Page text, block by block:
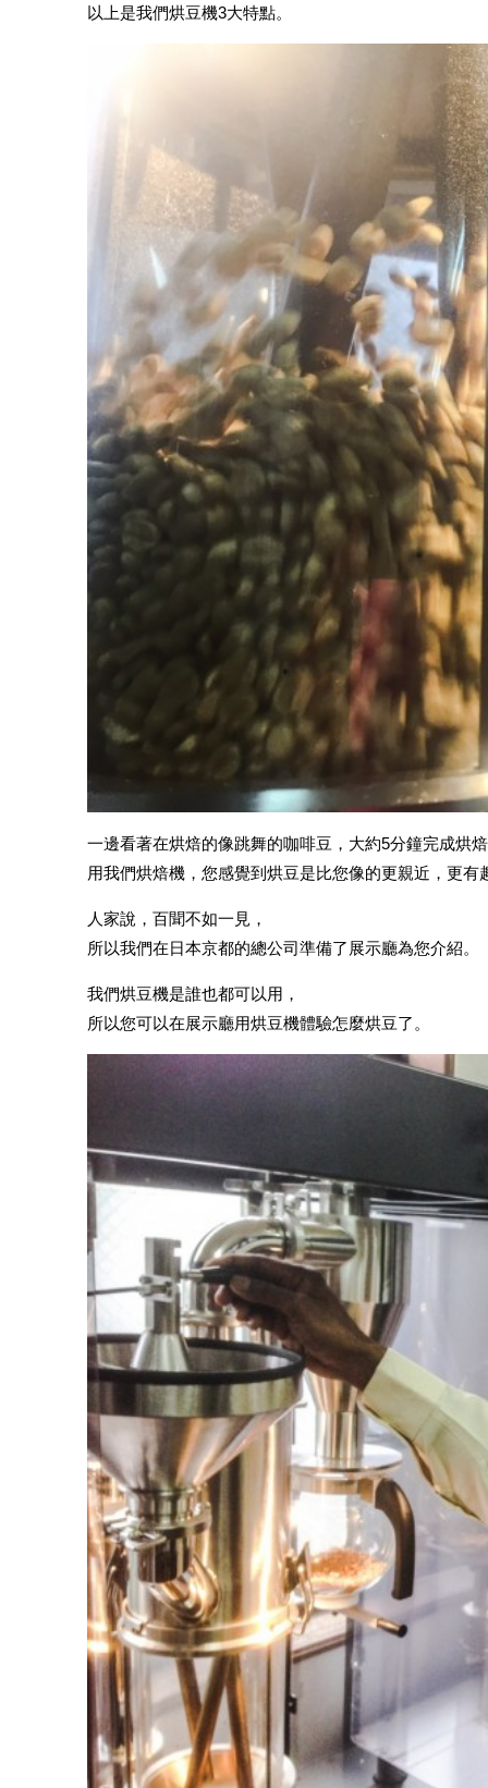
以上是我們烘豆機3大特點。
一邊看著在烘焙的像跳舞的咖啡豆，大約5分鐘完成烘
用我們烘焙機，您感覺到烘豆是比您像的更親近，更有
人家說，百聞不如一見，
所以我們在日本京都的總公司準備了展示廳為您介紹。
我們烘豆機是誰也都可以用，
所以您可以在展示廳用烘豆機體驗怎麼烘豆了。